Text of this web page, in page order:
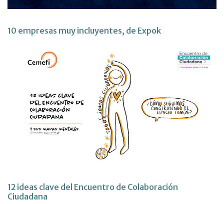
10 empresas muy incluyentes, de Expok
12 ideas clave del Encuentro de Colaboración
Ciudadana